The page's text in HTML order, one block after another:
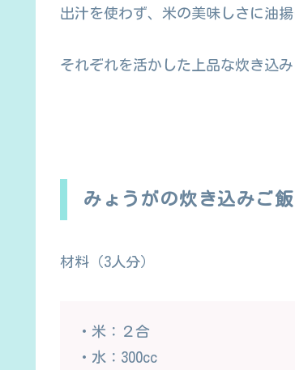
出汁を使わず、米の美味しさに油
それぞれを活かした上品な炊き込
みょうがの炊き込みご
材料（3人分）
・米：２合
・水：300cc